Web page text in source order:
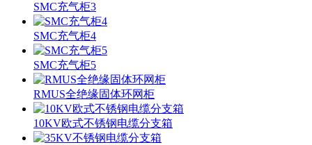
SMC充气柜3
SMC充气柜4
SMC充气柜5
RMUS全绝缘固体环网柜
10KV欧式不锈钢电缆分支箱